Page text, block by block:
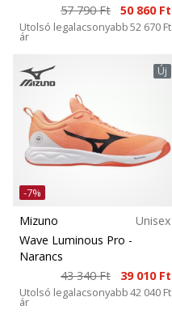
57 790 Ft 50 860 Ft
Utolsó legalacsonyabb
ár
52 670 Ft
Új
-7%
Mizuno
Unisex
Wave Luminous Pro -
Narancs
43 340 Ft
39 010 Ft
Utolsó legalacsonyabb
ár
42 040 Ft